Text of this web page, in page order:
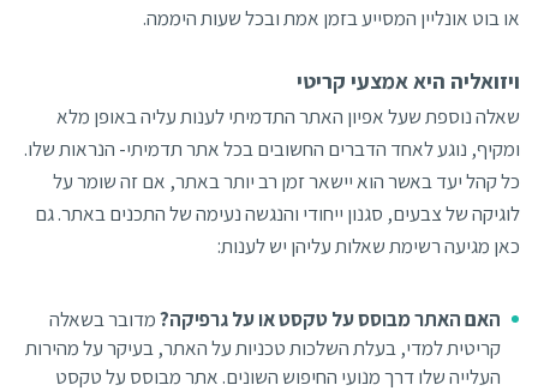
או בוט אונליין המסייע בזמן אמת ובכל שעות היממה.
ויזואליה היא אמצעי קריטי
שאלה נוספת שעל אפיון האתר התדמיתי לענות עליה באופן מלא
ומקיף, נוגע לאחד הדברים החשובים בכל אתר תדמיתי- הנראות שלו.
כל קהל יעד באשר הוא יישאר זמן רב יותר באתר, אם זה שומר על
לוגיקה של צבעים, סגנון ייחודי והנגשה נעימה של התכנים באתר. גם
כאן מגיעה רשימת שאלות עליהן יש לענות:
האם האתר מבוסס על טקסט או על גרפיקה?מדובר בשאלה
קריטית למדי, בעלת השלכות טכניות על האתר, בעיקר על מהירות
העלייה שלו דרך מנועי החיפוש השונים. אתר מבוסס על טקסט